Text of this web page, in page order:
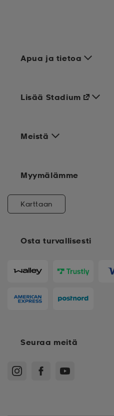
Apua ja tietoa
Meistä
Osta turvallisesti
Lisää Stadium
Myymälämme
Karttaan
Seuraa meitä